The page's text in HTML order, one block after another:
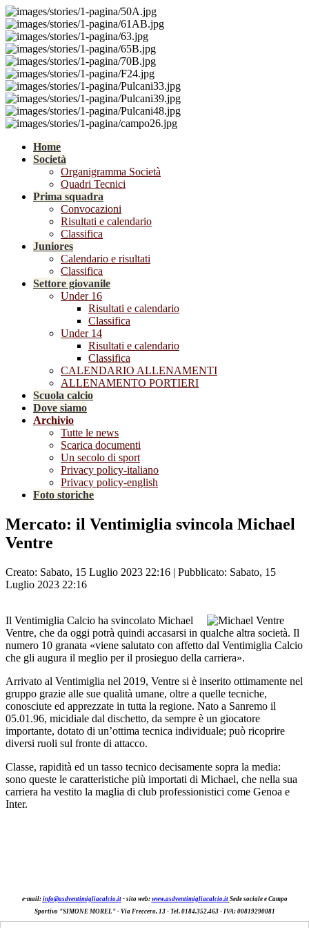
Home
Società
Organigramma Società
Quadri Tecnici
Prima squadra
Convocazioni
Risultati e calendario
Classifica
Juniores
Calendario e risultati
Classifica
Settore giovanile
Under 16
Risultati e calendario
Classifica
Under 14
Risultati e calendario
Classifica
CALENDARIO ALLENAMENTI
ALLENAMENTO PORTIERI
Scuola calcio
Dove siamo
Archivio
Tutte le news
Scarica documenti
Un secolo di sport
Privacy policy-italiano
Privacy policy-english
Foto storiche
Mercato: il Ventimiglia svincola Michael
Ventre
Creato: Sabato, 15 Luglio 2023 22:16 | Pubblicato: Sabato, 15
Luglio 2023 22:16
Il Ventimiglia Calcio ha svincolato Michael
Ventre, che da oggi potrà quindi accasarsi in qualche altra società. Il
numero 10 granata «viene salutato con affetto dal Ventimiglia Calcio
che gli augura il meglio per il prosieguo della carriera».
Arrivato al Ventimiglia nel 2019, Ventre si è inserito ottimamente nel
gruppo grazie alle sue qualità umane, oltre a quelle tecniche,
conosciute ed apprezzate in tutta la regione. Nato a Sanremo il
05.01.96, micidiale dal dischetto, da sempre è un giocatore
importante, dotato di un’ottima tecnica individuale; può ricoprire
diversi ruoli sul fronte di attacco.
Classe, rapidità ed un tasso tecnico decisamente sopra la media:
sono queste le caratteristiche più importati di Michael, che nella sua
carriera ha vestito la maglia di club professionistici come Genoa e
Inter.
e-mail: info@asdventimigliacalcio.it- sito web: www.asdventimigliacalcio.it Sede sociale e Campo
Sportivo "SIMONE MOREL" - Via Freccero, 13 - Tel. 0184.352.463 - IVA: 00819290081